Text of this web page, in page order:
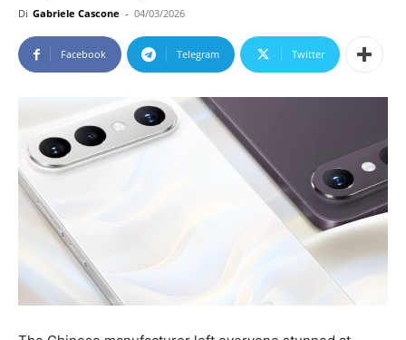
Di Gabriele Cascone - 04/03/2026
Facebook Telegram Twitter